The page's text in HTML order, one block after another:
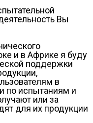
Вы
и в Африке я буду
поддержки
в
по испытаниям и
или за
для их продукции